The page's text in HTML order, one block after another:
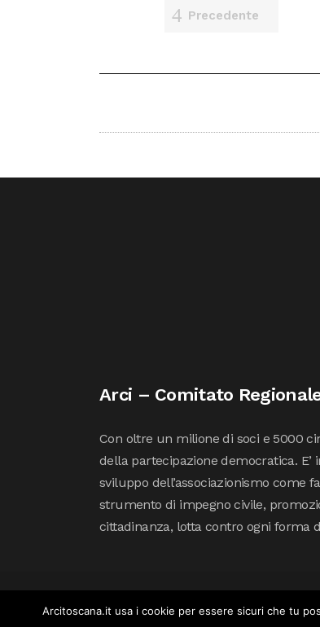
Precedente
Arci – Comitato
Con oltre un milione di soci e 5000
della partecipazione democratica.
sviluppo dell’associazionismo come
strumento di impegno civile,
cittadinanza, lotta contro ogni forma
Arcitoscana.it usa i cookie per essere sicuri che tu